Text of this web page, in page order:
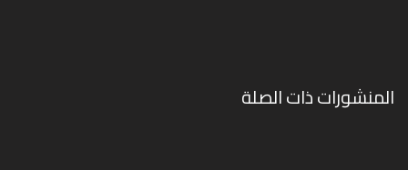
المنشورات ذات الصلة